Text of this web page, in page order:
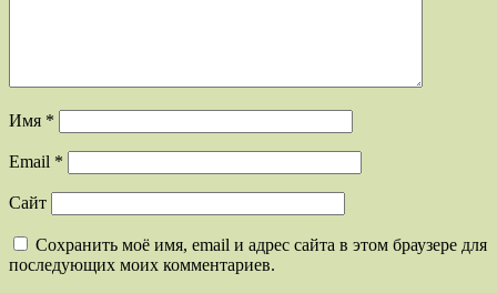
Имя *
Email *
Сайт
Сохранить моё имя, email и адрес сайта в этом браузере для
последующих моих комментариев.